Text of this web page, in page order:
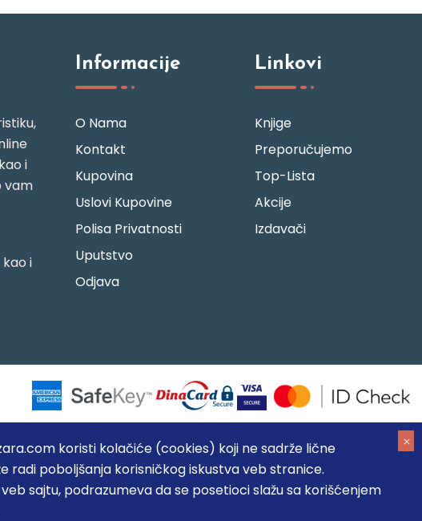
koristi kolačiće (cookies) koji ne sadrže lične
radi poboljšanja korisničkog iskustva veb stranice.
sajtu, podrazumeva da se posetioci slažu sa korišćenjem
i
vam
i
Informacije
O Nama
Kontakt
Kupovina
Uslovi Kupovine
Polisa Privatnosti
Uputstvo
Odjava
Linkovi
Knjige
Preporučujemo
Top-Lista
Akcije
Izdavači
PIB: 105184104, MB: 20337524
prikazu slika i samih cena, ali ne možemo garantovati da su